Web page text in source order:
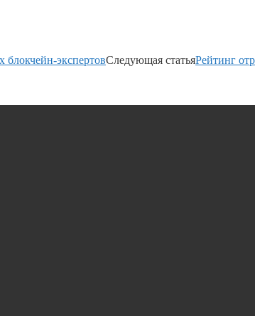
блокчейн-экспертовСледующая статьяРейтинг